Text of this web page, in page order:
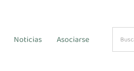
Noticias Asociarse